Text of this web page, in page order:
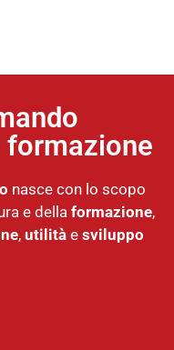
formazione
nasce con lo scopo
e della formazione,
, utilitàe sviluppo